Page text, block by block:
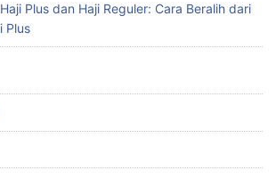
Plus dan Haji Reguler: Cara Beralih dari
Plus